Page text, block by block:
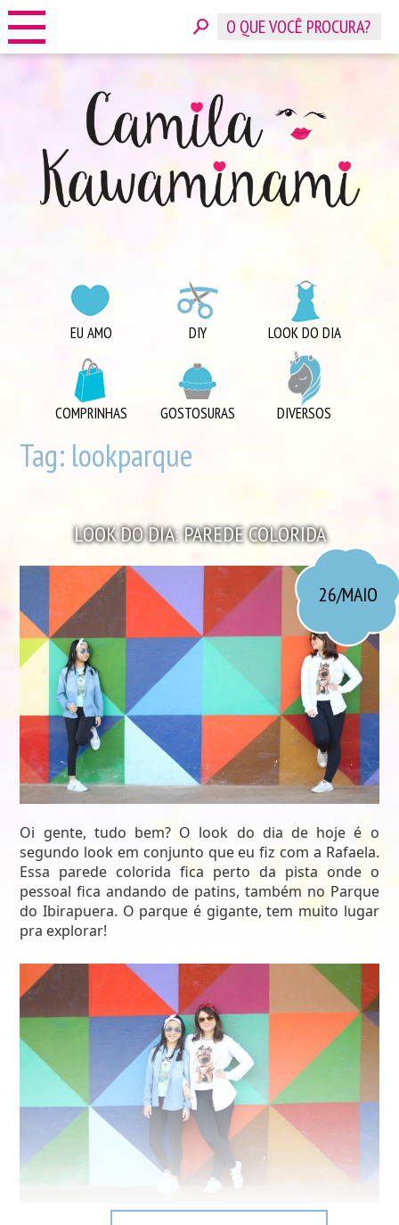
CONTATO
CATEGORIAS
COMPRINHAS
DIVERSOS
EU AMO
INSPIRAÇÕES
LOOK DO DIA
MORANDO JUNTOS
ORGANIZAÇÃO
PLAYLISTS
VIAGENS
VÍDEOS
EU AMO DIY LOOK DO DIA
COMPRINHAS GOSTOSURAS DIVERSOS
Tag: lookparque
LOOK DO DIA: PAREDE COLORIDA
26/MAIO
Oi gente, tudo bem? O look do dia de hoje é o
segundo look em conjunto que eu fiz com a Rafaela.
Essa parede colorida fica perto da pista onde o
pessoal fica andando de patins, também no Parque
do Ibirapuera. O parque é gigante, tem muito lugar
pra explorar!